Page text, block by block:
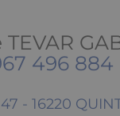
496 884
- 16220